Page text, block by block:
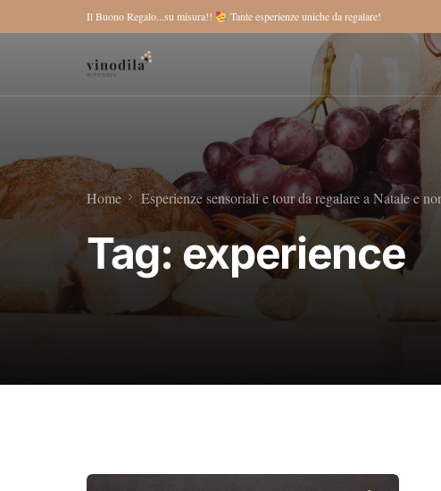
Il Buono Regalo...su misura!! Tante esperienze uniche da regalare!
Home Esperienze sensoriali e tour da regalare a Natale e
Tag:experience